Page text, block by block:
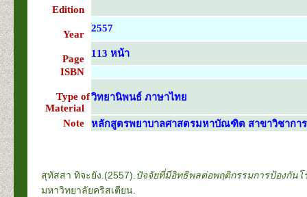
Edition
Year
2557
Page
113 หน้า
ISBN
Type of
Material
วิทยานิพนธ์ ภาษาไทย
Note หลักสูตรพยาบาลศาสตรมหาบัณฑิต สาขาวิชากา
สุทัสสา ทิจะยัง.(2557). ปัจจัยที่มีอิทธิพลต่อพฤติกรรมการป้องกัน
มหาวิทยาลัยคริสเตียน.